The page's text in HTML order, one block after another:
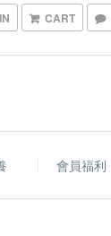
CART
會員福利